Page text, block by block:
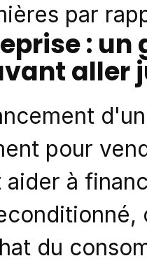
par
:
aller
pour
aider à
du